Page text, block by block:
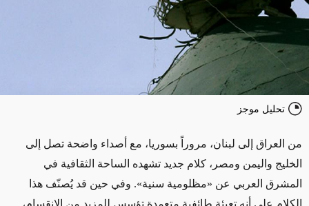
تحليل موجز
من العراق إلى لبنان، مروراً بسوريا، مع أصداء واضحة تصل إلى
الخليج واليمن ومصر، كلام جديد تشهده الساحة الثقافية في
المشرق العربي عن «مظلومية سنية». وفي حين قد يُصنّف هذا
الكلام على أنه تعبئة طائفية متعمدة تؤسس للمزيد من الانقسام،